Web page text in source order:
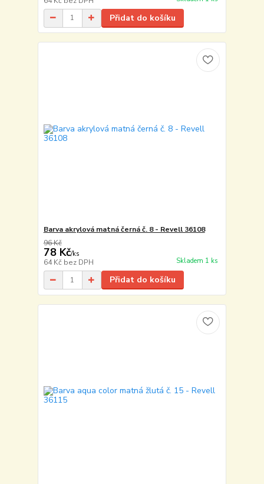
Přidat do košíku
Barva akrylová matná černá č. 8 - Revell 36108
96 Kč
78 Kč/ks
64 Kč bez DPH Skladem 1 ks
Přidat do košíku